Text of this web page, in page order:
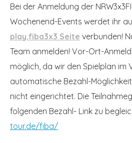
Bei der Anmeldung der
Wochenend-Events werdet ihr
play.fiba3x3 Seite verbunden!
Team anmelden! Vor-Ort-
möglich, da wir den Spielplan im
automatische Bezahl-
nicht eingerichtet. Die
folgenden Bezahl- Link zu
tour.de/fiba/